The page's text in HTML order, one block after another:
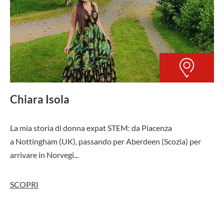
Chiara Isola
La mia storia di donna expat STEM: da Piacenza
a Nottingham (UK), passando per Aberdeen (Scozia) per
arrivare in Norvegi...
SCOPRI